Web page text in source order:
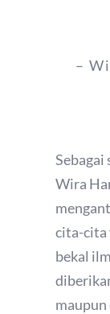
–
Sebagai
Wira
cita-cita
bekal